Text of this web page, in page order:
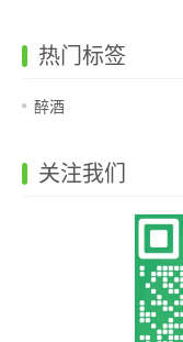
热门标签
醉酒
关注我们